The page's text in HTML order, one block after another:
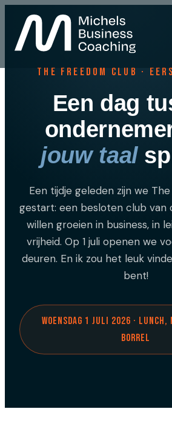
The Freedom Club ·
Een dag
jouw taal
Een tijdje geleden zijn we
gestart: een besloten club van
willen groeien in business, in
vrijheid. Op 1 juli openen we
deuren. En ik zou het leuk
bent!
Woensdag 1 juli 2026 ·
borrel